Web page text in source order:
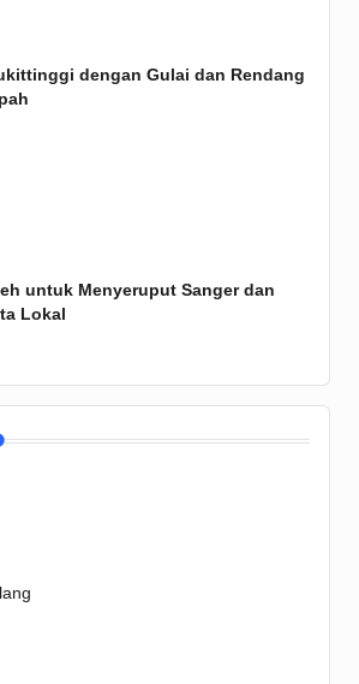
dengan Gulai dan Rendang
untuk Menyeruput Sanger dan
Lokal